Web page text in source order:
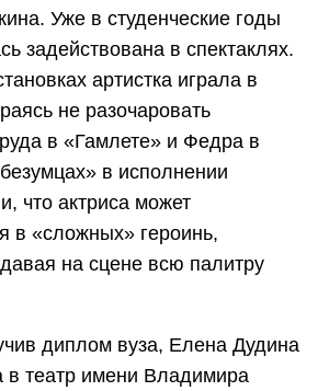
Уже в студенческие годы
задействована в спектаклях.
артистка играла в
не разочаровать
в «Гамлете» и Федра в
в исполнении
что актриса может
в «сложных» героинь,
на сцене всю палитру
диплом вуза, Елена Дудина
в театр имени Владимира